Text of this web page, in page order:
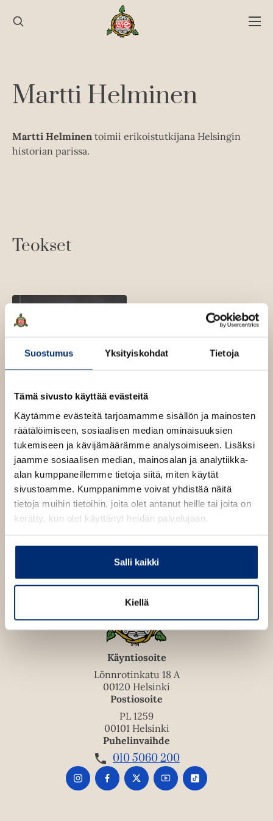
Suostumus Yksityiskohdat Tietoja
Tämä sivusto käyttää evästeitä
Käytämme evästeitä tarjoamamme sisällön ja mainosten
räätälöimiseen, sosiaalisen median ominaisuuksien
tukemiseen ja kävijämäärämme analysoimiseen. Lisäksi
jaamme sosiaalisen median, mainosalan ja analytiikka-
alan kumppaneillemme tietoja siitä, miten käytät
sivustoamme. Kumppanimme voivat yhdistää näitä
tietoja muihin tietoihin, joita olet antanut heille tai joita on
kerätty, kun olet käyttänyt heidän palvelujaan.
Salli kaikki
Kiellä
sisältöön
Martti Helminen
Martti Helminen toimii erikoistutkijana Helsingin
historian parissa.
Teokset
Aslak Lukander, Martti
Helminen
Helsingin
suurpommitukset
helmikuussa 1944
Käyntiosoite
Lönnrotinkatu 18 A
00120 Helsinki
Postiosoite
PL 1259
00101 Helsinki
Puhelinvaihde
010 5060 200